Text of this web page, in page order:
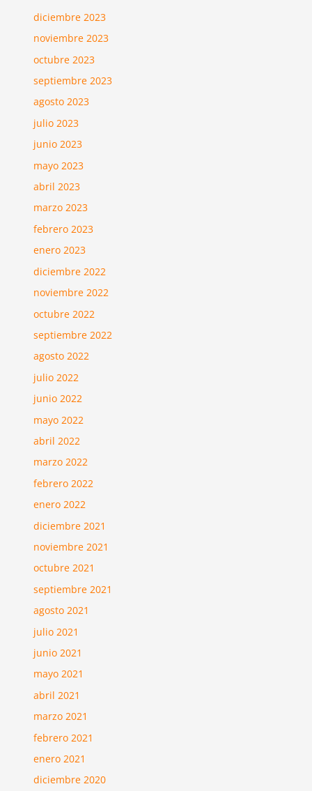
diciembre 2023
noviembre 2023
octubre 2023
septiembre 2023
agosto 2023
julio 2023
junio 2023
mayo 2023
abril 2023
marzo 2023
febrero 2023
enero 2023
diciembre 2022
noviembre 2022
octubre 2022
septiembre 2022
agosto 2022
julio 2022
junio 2022
mayo 2022
abril 2022
marzo 2022
febrero 2022
enero 2022
diciembre 2021
noviembre 2021
octubre 2021
septiembre 2021
agosto 2021
julio 2021
junio 2021
mayo 2021
abril 2021
marzo 2021
febrero 2021
enero 2021
diciembre 2020